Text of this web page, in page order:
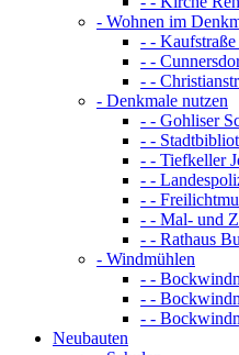
- Wohnen im
- -
- -
- -
- Denkmale nutzen
- - Gohliser
- -
- - Tiefkeller
- -
- -
- - Mal- und
- - Rathaus
- Windmühlen
- -
- -
- -
Neubauten